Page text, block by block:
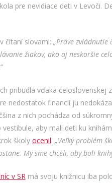
pre nevidiace deti v Levoči.
čítaní slovami: „Práve zvládnutie
žiakov, ako aj neskoršie
pribudla vďaka celoslovenskej
nedostatok financií ju
z nich pochádza od
aby mali deti ku
školy ocenil: „Veľký problém
My sme chceli, aby boli
v SR má svoju knižnicu iba